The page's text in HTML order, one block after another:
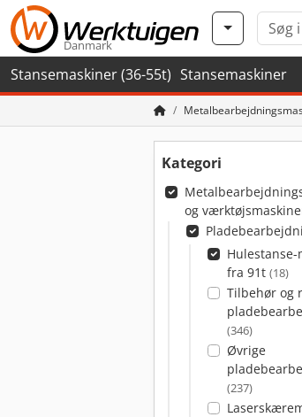
Danmark
Stansemaskiner (36-55t) Stansemaskiner
Kategori
og
fra 91t (18)
Tilbehør og
(346)
Øvrige
(237)